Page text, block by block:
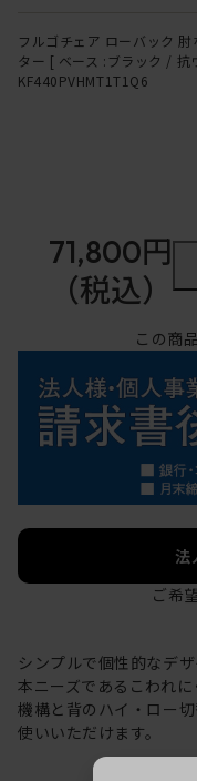
フルゴチェア ローバック
ター [ ベース :ブラック / 抗
KF440PVHMT1T1Q6
71,800円
（税込）
この商
法
ご希
シンプルで個性的なデ
本ニーズであるこわれ
機構と背のハイ・ロー
使いいただけます。